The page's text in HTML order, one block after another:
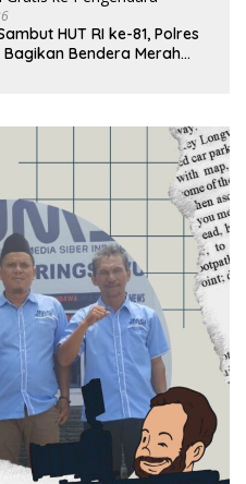
HUT RI ke-81, Polres
Bendera Merah